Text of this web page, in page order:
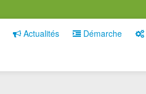
Actualités Démarche